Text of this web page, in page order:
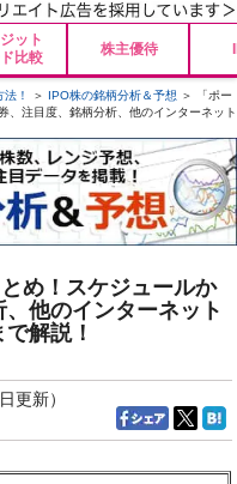
ット
比較
株主優待
！ ＞ IPO株の銘柄分析＆予想 ＞ 「ポー
、注目度、銘柄分析、他のインターネット
め！スケジュールか
他のインターネット
解説！
更新）